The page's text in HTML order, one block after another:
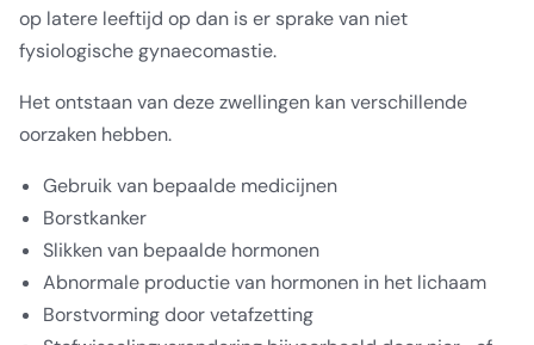
op latere leeftijd op dan is er sprake van niet
fysiologische gynaecomastie.
Het ontstaan van deze zwellingen kan verschillende
oorzaken hebben.
Gebruik van bepaalde medicijnen
Borstkanker
Slikken van bepaalde hormonen
Abnormale productie van hormonen in het lichaam
Borstvorming door vetafzetting